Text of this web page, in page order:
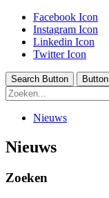
Facebook Icon
Instagram Icon
Linkedin Icon
Twitter Icon
Search Button Button
Nieuws
Nieuws
Zoeken